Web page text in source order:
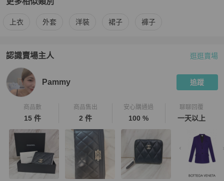
更多 Chanel 女裝 相似商品推薦
上衣 外套 洋裝 裙子 褲子
認識賣場主人
PopChill 拍拍圈嚴選賣家
逛逛賣場
Pammy 追蹤
商品數
15 件
商品售出
2 件
安心購通過
100 %
聊聊回覆
一天以上